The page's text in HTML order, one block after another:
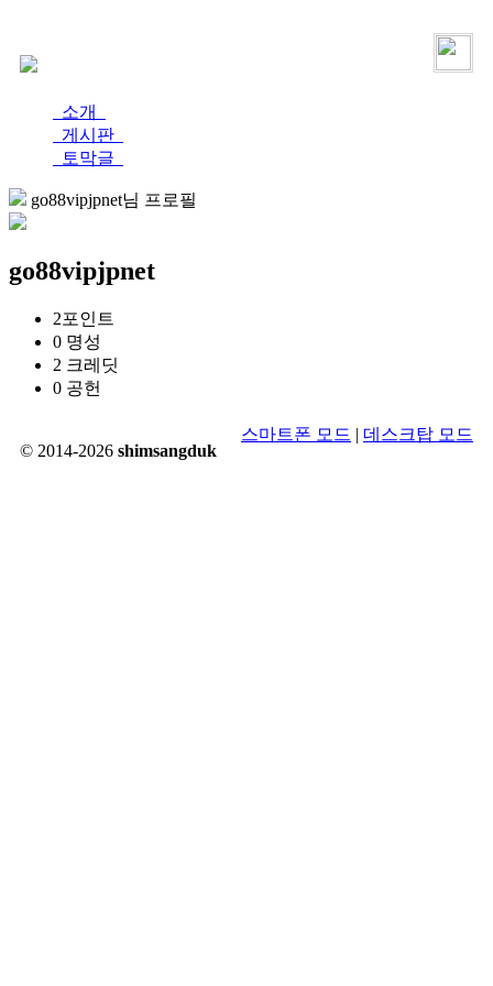
소개
게시판
토막글
go88vipjpnet님 프로필
go88vipjpnet
2포인트
0 명성
2 크레딧
0 공헌
© 2014-2026 shimsangduk
스마트폰 모드 | 데스크탑 모드